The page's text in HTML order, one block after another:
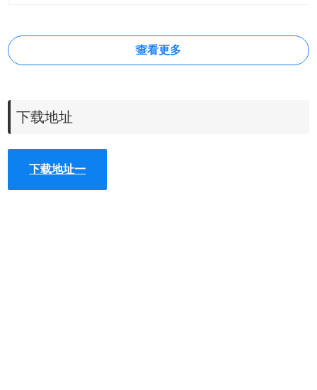
查看更多
下载地址
下载地址一